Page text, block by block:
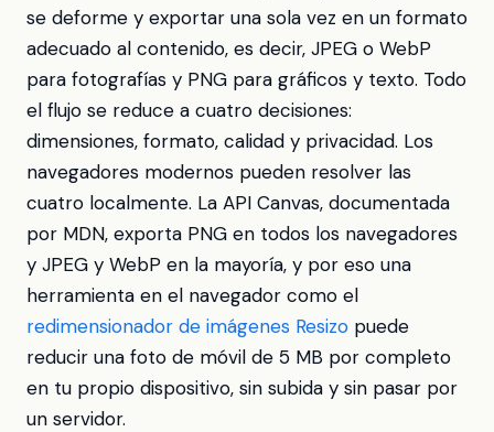
se deforme y exportar una sola vez en un formato
adecuado al contenido, es decir, JPEG o WebP
para fotografías y PNG para gráficos y texto. Todo
el flujo se reduce a cuatro decisiones:
dimensiones, formato, calidad y privacidad. Los
navegadores modernos pueden resolver las
cuatro localmente. La API Canvas, documentada
por MDN, exporta PNG en todos los navegadores
y JPEG y WebP en la mayoría, y por eso una
herramienta en el navegador como el
redimensionador de imágenes Resizo puede
reducir una foto de móvil de 5 MB por completo
en tu propio dispositivo, sin subida y sin pasar por
un servidor.